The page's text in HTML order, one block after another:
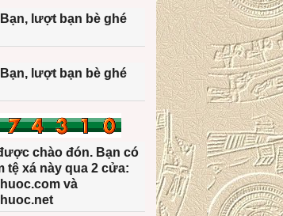
lượt bạn bè ghé
lượt bạn bè ghé
chào đón. Bạn có
tệ xá này qua 2 cửa:
và